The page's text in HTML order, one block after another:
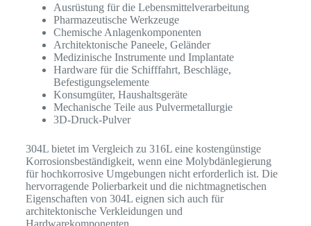
Ausrüstung für die Lebensmittelverarbeitung
Pharmazeutische Werkzeuge
Chemische Anlagenkomponenten
Architektonische Paneele, Geländer
Medizinische Instrumente und Implantate
Hardware für die Schifffahrt, Beschläge,
Befestigungselemente
Konsumgüter, Haushaltsgeräte
Mechanische Teile aus Pulvermetallurgie
3D-Druck-Pulver
304L bietet im Vergleich zu 316L eine kostengünstige
Korrosionsbeständigkeit, wenn eine Molybdänlegierung
für hochkorrosive Umgebungen nicht erforderlich ist. Die
hervorragende Polierbarkeit und die nichtmagnetischen
Eigenschaften von 304L eignen sich auch für
architektonische Verkleidungen und
Hardwarekomponenten.